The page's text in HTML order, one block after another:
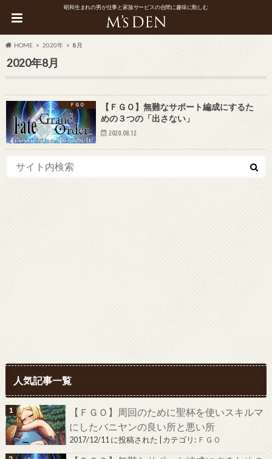
昭和生まれの男が仕事と家族サービスの合間に趣味に勤しむ
HOME 2020年 8月
2020年8月
ＦＧＯ
【ＦＧＯ】無難なサポート編成にするた
めの３つの「出さない」
2020.08.12
人気記事一覧
【ＦＧＯ】周回のために聖杯を使いスキルマ
にしたバニヤンの良い所と悪い所
2017/12/11 に投稿された カテゴリ: ＦＧＯ